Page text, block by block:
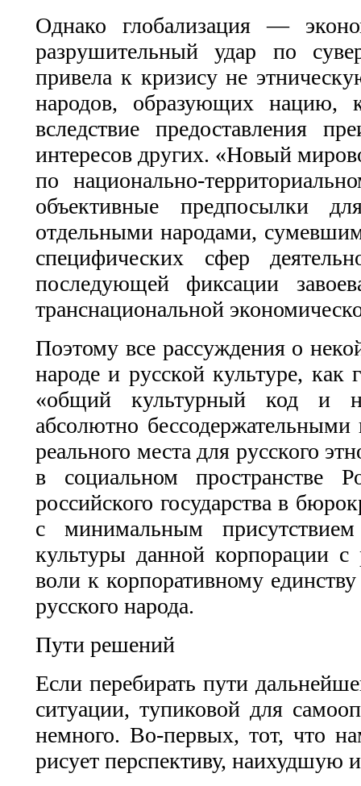
Однако глобализация —
разрушительный удар по
привела к кризису не
народов, образующих нацию,
вследствие предоставления
интересов других. «Новый
по национально-
объективные предпосылки
отдельными народами,
специфических сфер
последующей фиксации
транснациональной
Поэтому все рассуждения о
народе и русской культуре,
«общий культурный код и
абсолютно бессодержательными
реального места для русского
в социальном пространстве
российского государства в
с минимальным
культуры данной корпорации с
воли к корпоративному
русского народа.
Пути решений
Если перебирать пути
ситуации, тупиковой для
немного. Во-первых, тот, что
рисует перспективу, наихудшую